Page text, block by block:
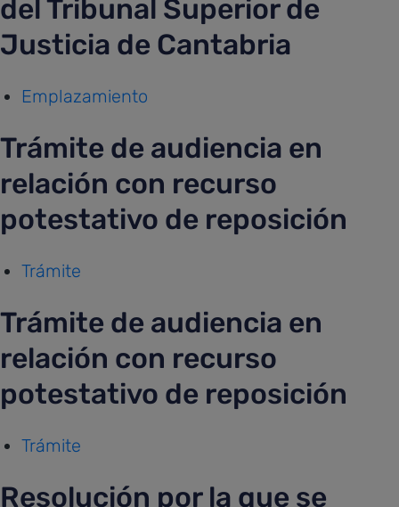
del Tribunal Superior de
Justicia de Cantabria
Emplazamiento
Trámite de audiencia en
relación con recurso
potestativo de reposición
Trámite
Trámite de audiencia en
relación con recurso
potestativo de reposición
Trámite
Resolución por la que se